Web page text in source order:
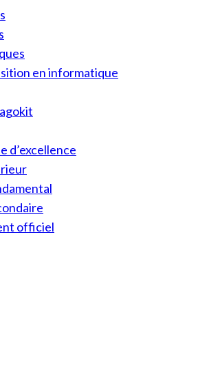
en informatique
d’excellence
officiel